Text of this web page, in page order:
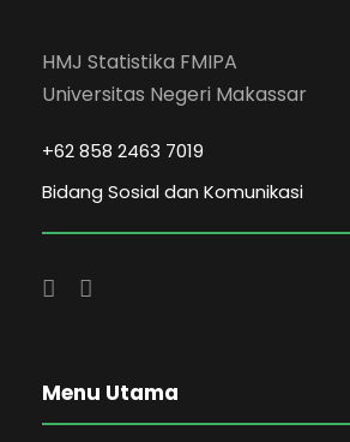
HMJ Statistika FMIPA
Universitas Negeri Makassar
+62 858 2463 7019
Bidang Sosial dan Komunikasi
Menu Utama